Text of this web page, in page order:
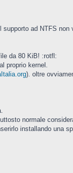
ad NTFS
da 80 KiB! :rotfl:
proprio kernel.
). oltre
normale
installando una